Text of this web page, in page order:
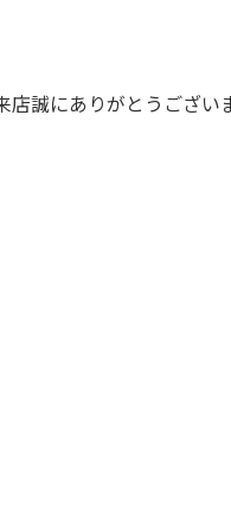
店誠にありがとうござい